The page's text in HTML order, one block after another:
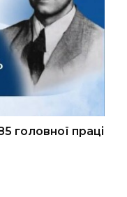
головної праці